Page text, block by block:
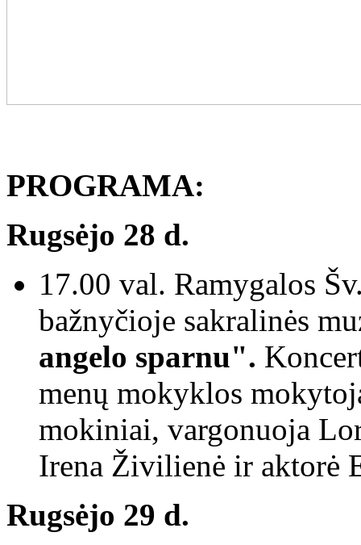
PROGRAMA:
Rugsėjo 28 d.
17.00 val. Ramygalos
bažnyčioje sakralinės
angelo sparnu".
menų mokyklos
mokiniai, vargonuoja
Irena Živilienė ir
Rugsėjo 29 d.